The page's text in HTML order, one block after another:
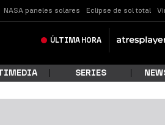
NASA paneles solares Eclipse de sol total
ÚLTIMA HORA
SERIES